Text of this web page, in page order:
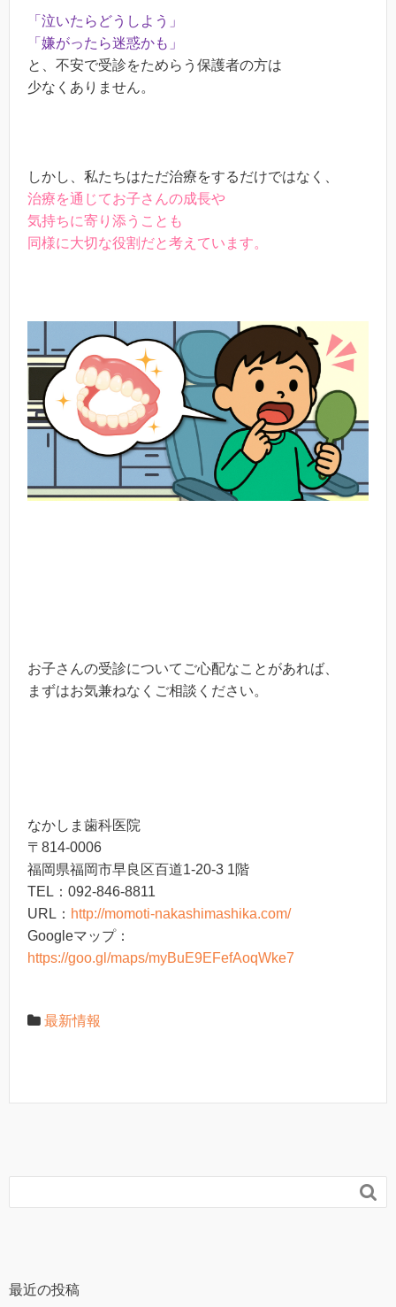
「泣いたらどうしよう」
「嫌がったら迷惑かも」
と、不安で受診をためらう保護者の方は
少なくありません。
しかし、私たちはただ治療をするだけではなく、
治療を通じてお子さんの成長や
気持ちに寄り添うことも
同様に大切な役割だと考えています。
お子さんの受診についてご心配なことがあれば、
まずはお気兼ねなくご相談ください。
なかしま歯科医院
〒814-0006
福岡県福岡市早良区百道1-20-3 1階
TEL：092-846-8811
URL： http://momoti-nakashimashika.com/
Googleマップ：
https://goo.gl/maps/myBuE9EFefAoqWke7
最新情報

最近の投稿